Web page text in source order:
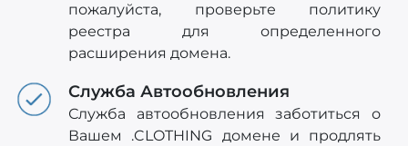
пожалуйста, проверьте политику
реестра для определенного
расширения домена.
Служба Автообновления
Служба автообновления заботиться о
Вашем .CLOTHING домене и продлять